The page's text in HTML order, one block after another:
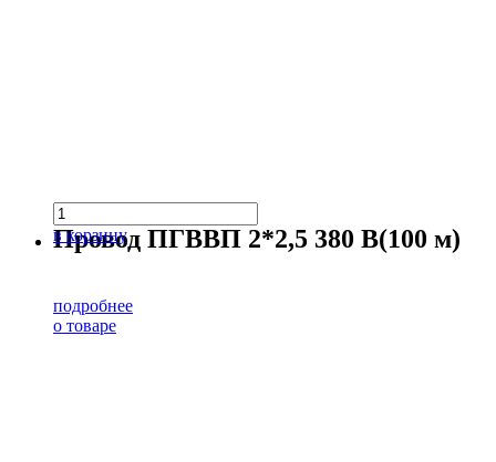
в корзину
Провод ПГВВП 2*2,5 380 В(100 м)
подробнее
о товаре